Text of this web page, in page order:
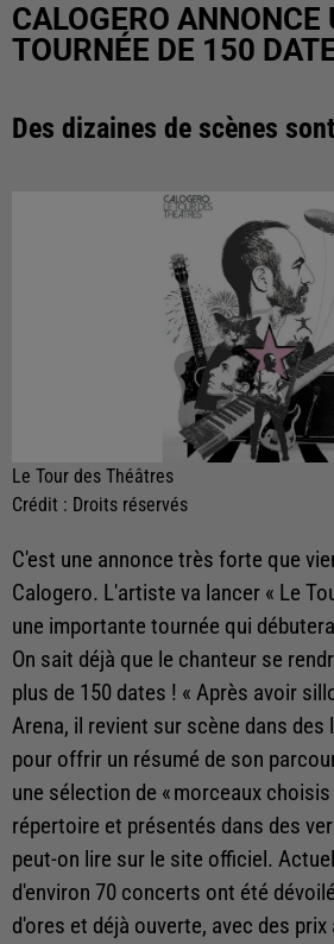
CALOGERO ANNONCE
TOURNÉE DE 150
Des dizaines de scènes
Le Tour des Théâtres
Crédit : Droits réservés
C'est une annonce très forte que
Calogero. L'artiste va lancer « Le
une importante tournée qui
On sait déjà que le chanteur se
plus de 150 dates ! « Après avoir
Arena, il revient sur scène dans
pour offrir un résumé de son
une sélection de « morceaux
répertoire et présentés dans des
peut-on lire sur le site officiel.
d'environ 70 concerts ont été
d'ores et déjà ouverte, avec des prix